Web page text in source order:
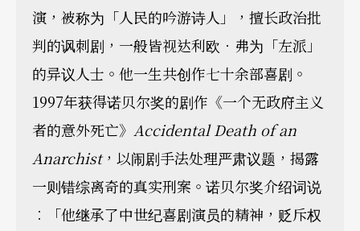
演，被称为「人民的吟游诗人」，擅长政治批
判的讽刺剧，一般皆视达利欧．弗为「左派」
的异议人士。他一生共创作七十余部喜剧。
1997年获得诺贝尔奖的剧作《一个无政府主义
者的意外死亡》 Accidental Death of an
Anarchist，以闹剧手法处理严肃议题，揭露
一则错综离奇的真实刑案。诺贝尔奖介绍词说
︰「他继承了中世纪喜剧演员的精神，贬斥权